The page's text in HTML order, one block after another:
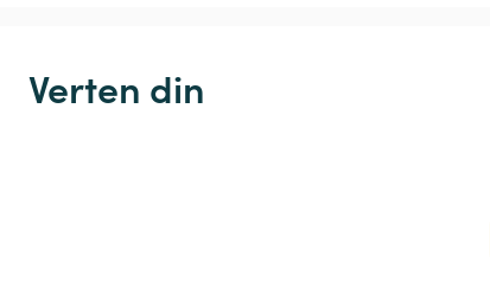
Verten din